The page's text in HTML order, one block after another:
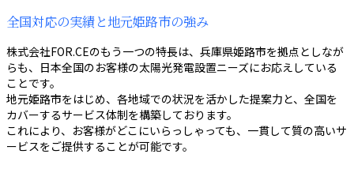
全国対応の実績と地元姫路市の強み
株式会社FOR.CEのもう一つの特長は、兵庫県姫路市を拠点としなが
らも、日本全国のお客様の太陽光発電設置ニーズにお応えしている
ことです。
地元姫路市をはじめ、各地域での状況を活かした提案力と、全国を
カバーするサービス体制を構築しております。
これにより、お客様がどこにいらっしゃっても、一貫して質の高いサ
ービスをご提供することが可能です。